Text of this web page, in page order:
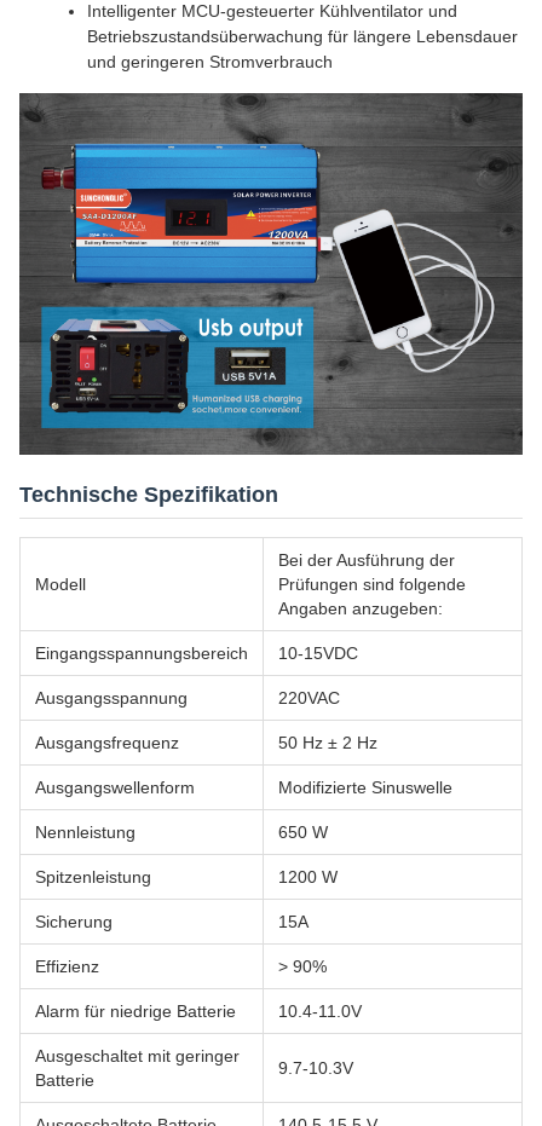
Intelligenter MCU-gesteuerter Kühlventilator und
Betriebszustandsüberwachung für längere Lebensdauer
und geringeren Stromverbrauch
Technische Spezifikation
Modell
Bei der Ausführung der
Prüfungen sind folgende
Angaben anzugeben:
Eingangsspannungsbereich 10-15VDC
Ausgangsspannung 220VAC
Ausgangsfrequenz 50 Hz ± 2 Hz
Ausgangswellenform Modifizierte Sinuswelle
Nennleistung 650 W
Spitzenleistung 1200 W
Sicherung 15A
Effizienz > 90%
Alarm für niedrige Batterie 10.4-11.0V
Ausgeschaltet mit geringer
Batterie
9.7-10.3V